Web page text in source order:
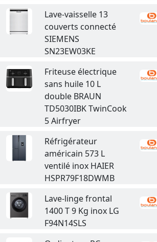
Lave-vaisselle 13
couverts connecté
SIEMENS
SN23EW03KE
Friteuse électrique
sans huile 10 L
double BRAUN
TD5030IBK TwinCook
5 Airfryer
Réfrigérateur
américain 573 L
ventilé inox HAIER
HSPR79F18DWMB
Lave-linge frontal
1400 T 9 Kg inox LG
F94N14SLS